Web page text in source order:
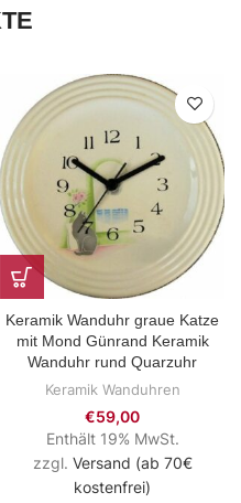
Keramik Wanduhr graue Katze
mit Mond Günrand Keramik
Wanduhr rund Quarzuhr
Keramik Wanduhren
€59,00
Enthält 19% MwSt.
zzgl. Versand (ab 70€
kostenfrei)